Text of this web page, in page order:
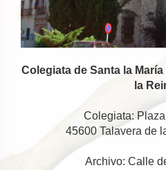
Colegiata de Santa la
la
Colegiata:
45600 Talavera de
Archivo: Calle